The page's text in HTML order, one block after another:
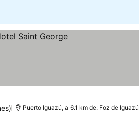
Puerto Iguazú, a 6.1 km de: Foz de Iguazú